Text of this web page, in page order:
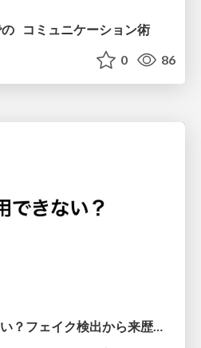
コミュニケーション術
0 86
写真はもう信用できない？フェイク検出から来歴証明へ